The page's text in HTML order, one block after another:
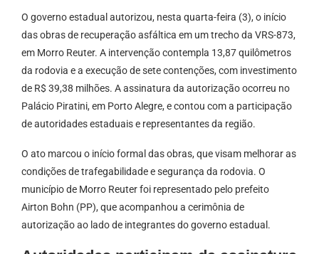
O governo estadual autorizou, nesta quarta-feira (3), o início
das obras de recuperação asfáltica em um trecho da VRS-873,
em Morro Reuter. A intervenção contempla 13,87 quilômetros
da rodovia e a execução de sete contenções, com investimento
de R$ 39,38 milhões. A assinatura da autorização ocorreu no
Palácio Piratini, em Porto Alegre, e contou com a participação
de autoridades estaduais e representantes da região.
O ato marcou o início formal das obras, que visam melhorar as
condições de trafegabilidade e segurança da rodovia. O
município de Morro Reuter foi representado pelo prefeito
Airton Bohn (PP), que acompanhou a cerimônia de
autorização ao lado de integrantes do governo estadual.